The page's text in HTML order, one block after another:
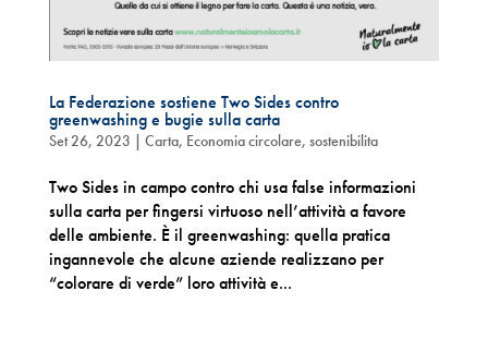
La Federazione sostiene Two Sides contro
greenwashing e bugie sulla carta
Set 26, 2023 | Carta, Economia circolare, sostenibilita
Two Sides in campo contro chi usa false informazioni
sulla carta per fingersi virtuoso nell’attività a favore
delle ambiente. È il greenwashing: quella pratica
ingannevole che alcune aziende realizzano per
“colorare di verde” loro attività e...